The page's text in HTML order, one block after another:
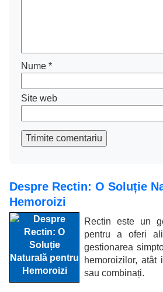
Nume *
Site web
Trimite comentariu
Despre Rectin: O Soluție
Hemoroizi
Rectin este un
pentru a oferi
gestionarea
hemoroizilor, atât
sau combinați.